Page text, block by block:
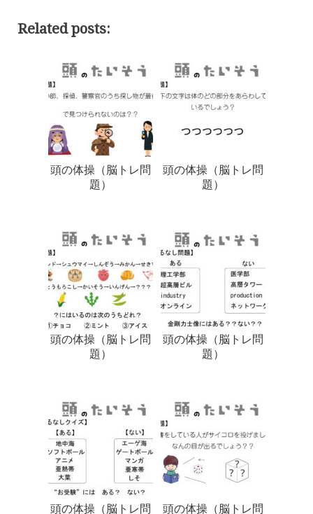
Related posts:
頭の体操（脳トレ問
題）
頭の体操（脳トレ問
題）
頭の体操（脳トレ問
題）
頭の体操（脳トレ問
題）
頭の体操（脳トレ問
頭の体操（脳トレ問